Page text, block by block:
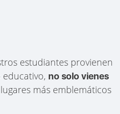
estudiantes provienen
educativo,no solo vienes
más emblemáticos